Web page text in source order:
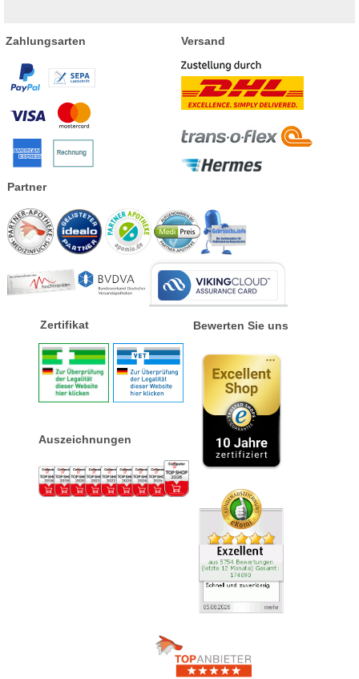
Zahlungsarten Versand
Partner
Zertifikat
Auszeichnungen
Bewerten Sie uns